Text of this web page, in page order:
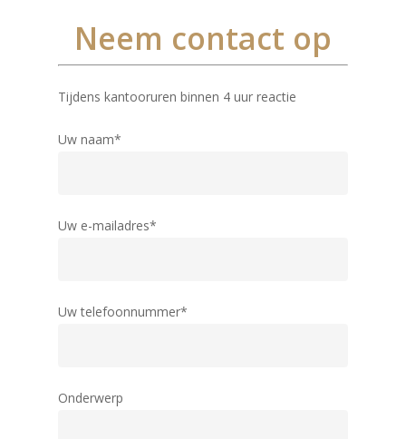
Neem contact op
Tijdens kantooruren binnen 4 uur reactie
Uw naam*
Uw e-mailadres*
Uw telefoonnummer*
Onderwerp